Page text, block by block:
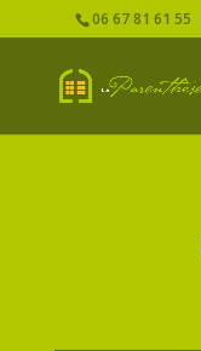
06 67 81 61 55